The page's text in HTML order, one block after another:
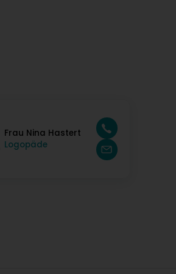
Frau Nina Hastert
Logopäde